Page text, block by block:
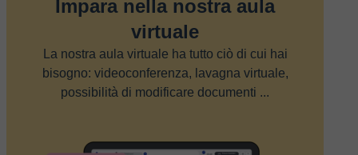
Impara nella nostra aula
virtuale
La nostra aula virtuale ha tutto ciò di cui hai
bisogno: videoconferenza, lavagna virtuale,
possibilità di modificare documenti ...